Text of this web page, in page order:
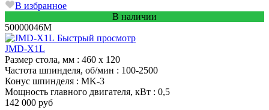
В избранное
В наличии
50000046M
Быстрый просмотр
JMD-X1L
Размер стола, мм : 460 x 120
Частота шпинделя, об/мин : 100-2500
Конус шпинделя : MK-3
Мощность главного двигателя, кВт : 0,5
142 000 руб